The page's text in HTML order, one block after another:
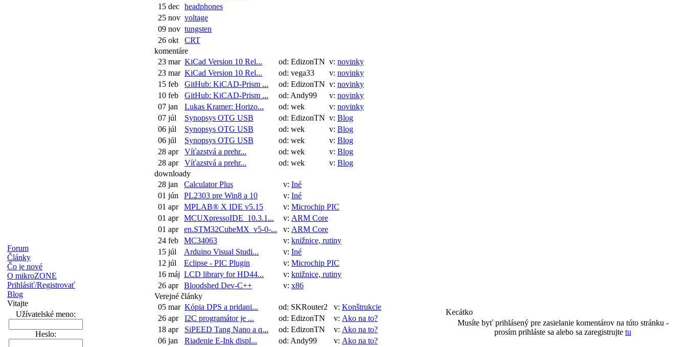
Forum
Články
Čo je nové
O mikroZONE
Prihlásiť/Registrovať
Blog
Vitajte
Užívatelské meno:
Heslo:
15 dec headphones
25 nov voltage
09 nov tungsten
26 okt
CRT
komentáre
23 mar KiCad Version 10 Rel... od: EdizonTN v: novinky
23 mar KiCad Version 10 Rel... od: vega33 v: novinky
15 feb
GitHub: KiCAD-Prism ... od: EdizonTN v: novinky
10 feb
GitHub: KiCAD-Prism ... od: Andy99 v: novinky
07 jan
Lukas Kramer: Horizo... od: wek v: novinky
07 júl
Synopsys OTG USB od: EdizonTN v: Blog
06 júl
Synopsys OTG USB od: wek v: Blog
06 júl
Synopsys OTG USB od: wek v: Blog
28 apr
Víťazstvá a prehr... od: wek v: Blog
28 apr
Víťazstvá a prehr... od: wek v: Blog
downloady
28 jan
Calculator Plus v: Iné
01 jún
PL2303 pre Win8 a 10 v: Iné
01 apr
MPLAB® X IDE v5.15 v: Microchip PIC
01 apr
MCUXpressoIDE_10.3.1... v: ARM Core
01 apr
en.STM32CubeMX_v5-0-... v: ARM Core
24 feb
MC34063 v: knižnice, rutiny
15 júl
Arduino Visual Studi... v: Iné
12 júl
Eclipse - PIC Plugin v: Microchip PIC
16 máj LCD library for HD44... v: knižnice, rutiny
26 apr
Bloodshed Dev-C++ v: x86
Verejné články
05 mar Kópia DPS a pridani... od: SKRouter2 v: Konštrukcie
26 apr
I2C programátor je ... od: EdizonTN v: Ako na to?
18 apr
SiPEED Tang Nano a q... od: EdizonTN v: Ako na to?
06 jan
Riadenie E-Ink displ... od: Andy99 v: Ako na to?
Kecátko
Musíte byť prihlásený pre zasielanie komentárov na túto stránku -
prosím prihláste sa alebo sa zaregistrujte tu